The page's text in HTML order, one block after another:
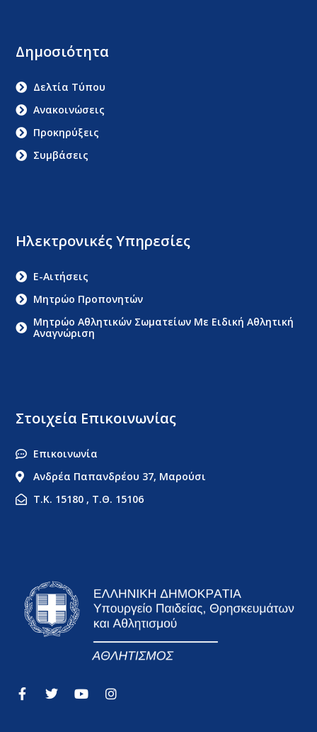
Στοιχεία Επικοινωνίας
Επικοινωνία
Ανδρέα Παπανδρέου 37, Μαρούσι
Τ.Κ. 15180 , Τ.Θ. 15106
Ηλεκτρονικές Υπηρεσίες
E-Αιτήσεις
Μητρώο Προπονητών
Μητρώο Αθλητικών Σωματείων Με Ειδική Αθλητική
Αναγνώριση
Δημοσιότητα
Δελτία Τύπου
Ανακοινώσεις
Προκηρύξεις
Συμβάσεις